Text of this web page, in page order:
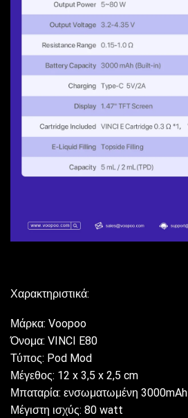
Χαρακτηριστικά:
Μάρκα: Voopoo
Όνομα: VINCI E80
Τύπος: Pod Mod
Μέγεθος: 12 x 3,5 x 2,5 cm
Μπαταρία: ενσωματωμένη 3000mAh
Μέγιστη ισχύς: 80 watt